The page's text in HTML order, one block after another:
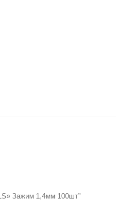
Зажим 1,4мм 100шт”